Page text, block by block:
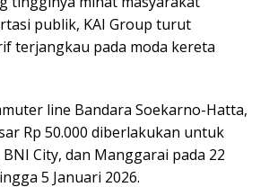
publik, KAI Group turut
terjangkau pada moda kereta
line Bandara Soekarno-Hatta,
Rp 50.000 diberlakukan untuk
City, dan Manggarai pada 22
5 Januari 2026.